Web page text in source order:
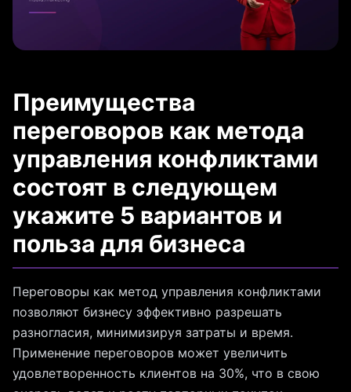
Преимущества
переговоров как метода
управления конфликтами
состоят в следующем
укажите 5 вариантов и
польза для бизнеса
Переговоры как метод управления конфликтами
позволяют бизнесу эффективно разрешать
разногласия, минимизируя затраты и время.
Применение переговоров может увеличить
удовлетворенность клиентов на 30%, что в свою